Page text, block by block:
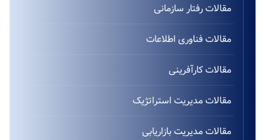
مقالات رفتار سازمانی
مقالات فناوری اطلاعات
مقالات کارآفرینی
مقالات مدیریت استراتژیک
مقالات مدیریت بازاریابی